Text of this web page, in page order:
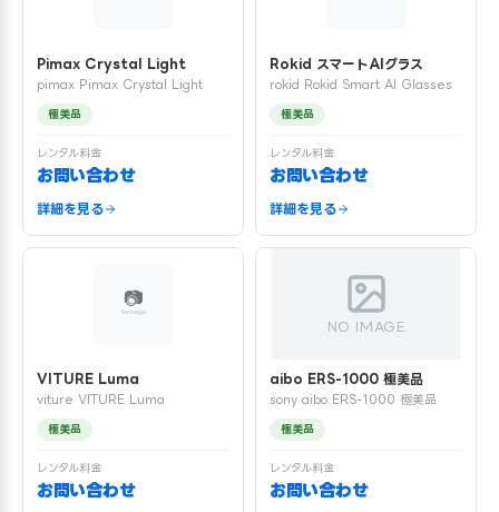
Pimax Crystal Light
pimax Pimax Crystal Light
極美品
レンタル料金
お問い合わせ
詳細を見る
Rokid スマートAIグラス
rokid Rokid Smart AI Glasses
極美品
レンタル料金
お問い合わせ
詳細を見る
VITURE Luma
viture VITURE Luma
極美品
レンタル料金
お問い合わせ
NO IMAGE
aibo ERS-1000 極美品
sony aibo ERS-1000 極美品
極美品
レンタル料金
お問い合わせ